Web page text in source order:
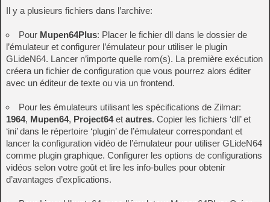
Il y a plusieurs fichiers dans l’archive:
Pour Mupen64Plus: Placer le fichier dll dans le dossier de
l’émulateur et configurer l’émulateur pour utiliser le plugin
GLideN64. Lancer n’importe quelle rom(s). La première exécution
créera un fichier de configuration que vous pourrez alors éditer
avec un éditeur de texte ou via un frontend.
Pour les émulateurs utilisant les spécifications de Zilmar:
1964, Mupen64, Project64et autres. Copier les fichiers ‘dll’ et
‘ini’ dans le répertoire ‘plugin’ de l’émulateur correspondant et
lancer la configuration vidéo de l’émulateur pour utiliser GLideN64
comme plugin graphique. Configurer les options de configurations
vidéos selon votre goût et lire les info-bulles pour obtenir
d’avantages d’explications.